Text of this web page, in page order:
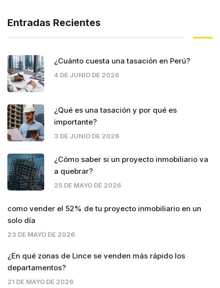
Entradas Recientes
¿Cuánto cuesta una tasación en Perú?
4 DE JUNIO DE 2026
¿Qué es una tasación y por qué es
importante?
3 DE JUNIO DE 2026
¿Cómo saber si un proyecto inmobiliario va
a quebrar?
25 DE MAYO DE 2026
como vender el 52% de tu proyecto inmobiliario en un
solo día
23 DE MAYO DE 2026
¿En qué zonas de Lince se venden más rápido los
departamentos?
21 DE MAYO DE 2026